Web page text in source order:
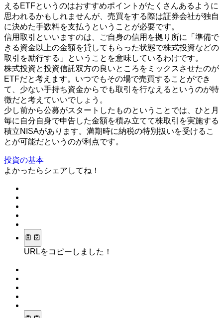
えるETFというのはおすすめポイントがたくさんあるように
思われるかもしれませんが、売買をする際は証券会社が独自
に決めた手数料を支払うということが必要です。
信用取引といいますのは、ご自身の信用を拠り所に「準備で
きる資金以上の金額を貸してもらった状態で株式投資などの
取引を励行する」ということを意味しているわけです。
株式投資と投資信託双方の良いところをミックスさせたのが
ETFだと考えます。いつでもその場で売買することができ
て、少ない手持ち資金からでも取引を行なえるというのが特
徴だと考えていいでしょう。
少し前から公募がスタートしたものということでは、ひと月
毎に自分自身で申告した金額を積み立てて株取引を実施する
積立NISAがあります。満期時に納税の特別扱いを受けるこ
とが可能だというのが利点です。
投資の基本
よかったらシェアしてね！
URLをコピーしました！